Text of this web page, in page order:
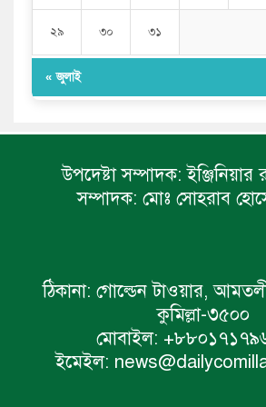
২৯ ৩০ ৩১
« জুলাই
উপদেষ্টা সম্পাদক: ইঞ্জিনিয়ার
সম্পাদক: মোঃ সোহরাব
ঠিকানা: গোল্ডেন টাওয়ার,
কুমিল্লা-৩৫০০
মোবাইল:
ইমেইল: